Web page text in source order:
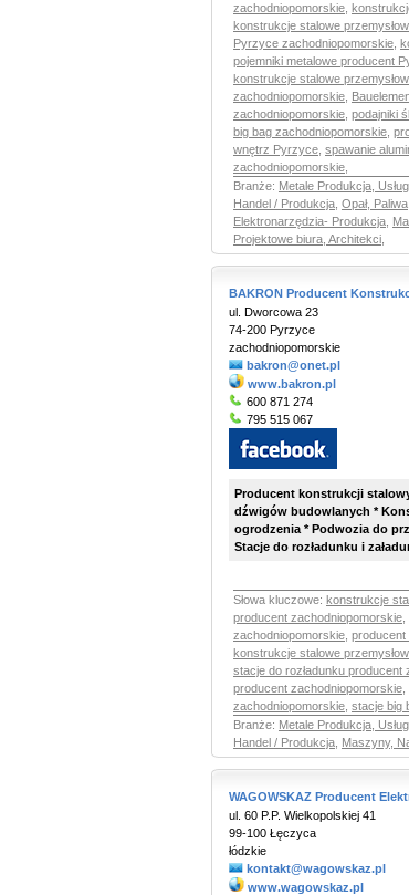
zachodniopomorskie
konstrukcje stalowe
Pyrzyce zachodniopomorskie
pojemniki metalowe producent
konstrukcje stalowe
zachodniopomorskie
zachodniopomorskie podajniki
big bag zachodniopomorskie
wnętrz Pyrzyce spawanie
zachodniopomorskie
Branże: Metale Produkcja,
Handel / Produkcja Opał,
Elektronarzędzia- Produkcja
Projektowe biura, Architekci
BAKRON Producent
ul. Dworcowa 23
74-200 Pyrzyce
zachodniopomorskie
bakron@onet.pl
www.bakron.pl
600 871 274
795 515 067
Producent konstrukcji
dźwigów budowlanych *
ogrodzenia * Podwozia do
Stacje do rozładunku i
Słowa kluczowe: konstrukcje
producent zachodniopomorskie
zachodniopomorskie producent
konstrukcje stalowe
stacje do rozładunku producent
producent zachodniopomorskie
zachodniopomorskie stacje big
Branże: Metale Produkcja,
Handel / Produkcja Maszyny,
WAGOWSKAZ Producent
ul. 60 P.P. Wielkopolskiej 41
99-100 Łęczyca
łódzkie
kontakt@wagowskaz.pl
www.wagowskaz.pl